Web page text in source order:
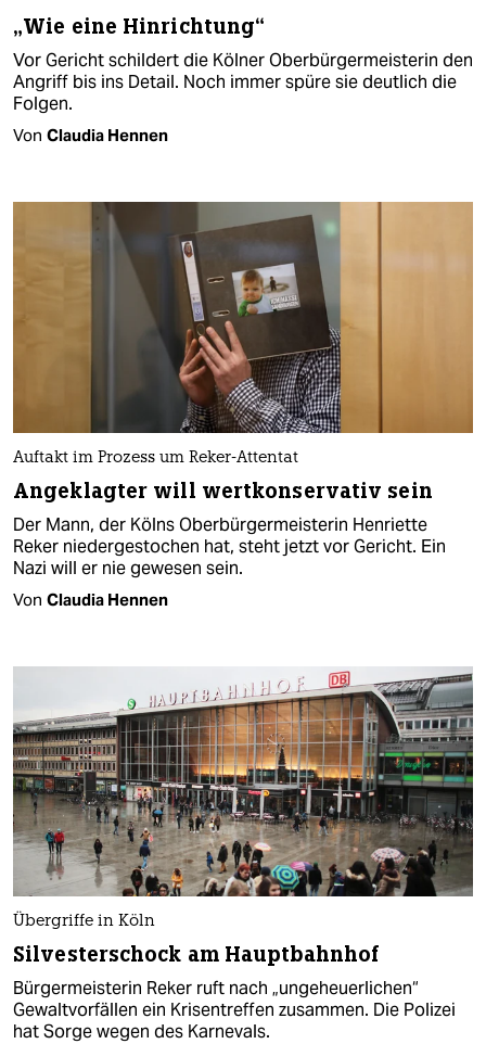
„Wie eine Hinrichtung“
Vor Gericht schildert die Kölner Oberbürgermeisterin den
Angriff bis ins Detail. Noch immer spüre sie deutlich die
Folgen.
Von Claudia Hennen
Auftakt im Prozess um Reker-Attentat
Angeklagter will wertkonservativ sein
Der Mann, der Kölns Oberbürgermeisterin Henriette
Reker niedergestochen hat, steht jetzt vor Gericht. Ein
Nazi will er nie gewesen sein.
Von Claudia Hennen
Übergriffe in Köln
Silvesterschock am Hauptbahnhof
Bürgermeisterin Reker ruft nach „ungeheuerlichen“
Gewaltvorfällen ein Krisentreffen zusammen. Die Polizei
hat Sorge wegen des Karnevals.